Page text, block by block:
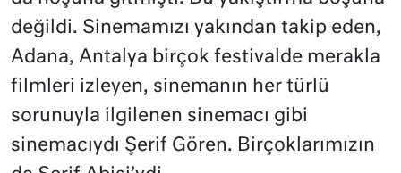
değildi. Sinemamızı yakından takip eden,
Adana, Antalya birçok festivalde merakla
filmleri izleyen, sinemanın her türlü
sorunuyla ilgilenen sinemacı gibi
sinemacıydı Şerif Gören. Birçoklarımızın